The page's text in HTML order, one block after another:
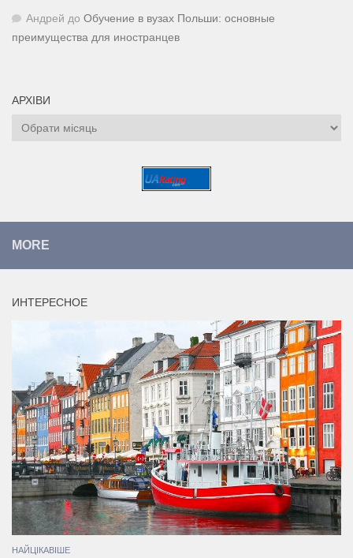
Андрей до Обучение в вузах Польши: основные
преимущества для иностранцев
АРХІВИ
Архіви
MORE
ИНТЕРЕСНОЕ
НАЙЦІКАВІШЕ